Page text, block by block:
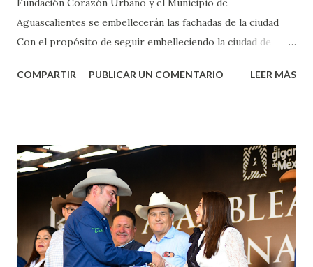
Fundación Corazón Urbano y el Municipio de
Aguascalientes se embellecerán las fachadas de la ciudad
Con el propósito de seguir embelleciendo la ciudad de
municipal, Leo Montañez dio inicio al programa
Corazón Urbano y el Municipio capital. Leo Montañez
informó que en este programa se usarán cerca de 90 mil
metros cuadrados de pintura, para dar inicio en la calle
Nieto, entre Jesús F. Elizondo y la calle 22 de Octubre, con
lo que se aplicará pintura en 66 casas. Posteriormente se
llevará este programa a Villas de Nuestra Señora de la
COMPARTIR PUBLICAR UN COMENTARIO LEER MÁS